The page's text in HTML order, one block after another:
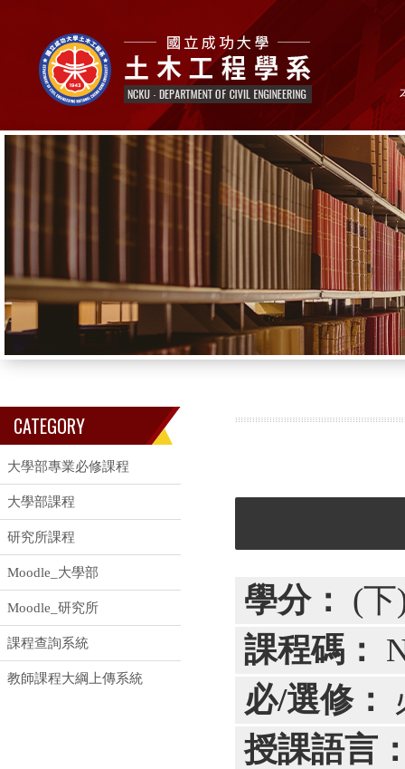
CATEGORY
大學部專業必修課程
大學部課程
研究所課程
Moodle_大學部
Moodle_研究所
課程查詢系統
教師課程大綱上傳系統
學分：
(下
課程碼：
必/選修：
授課語言